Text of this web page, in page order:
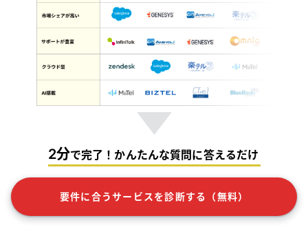
2分で完了！かんたんな質問に答えるだけ
要件に合うサービスを診断する（無料）